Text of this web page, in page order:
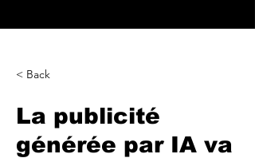
< Back
La publicité
générée par IA va